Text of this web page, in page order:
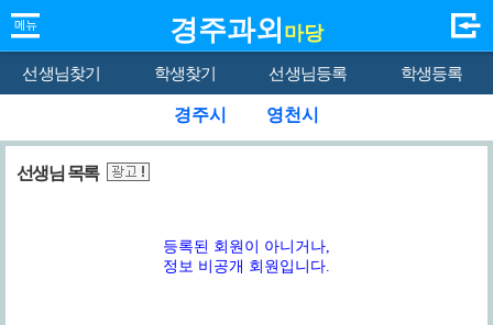
경주과외 마당
선생님찾기 학생찾기 선생님등록 학생등록
경주시 영천시
선생님 목록
등록된 회원이 아니거나,
정보 비공개 회원입니다.